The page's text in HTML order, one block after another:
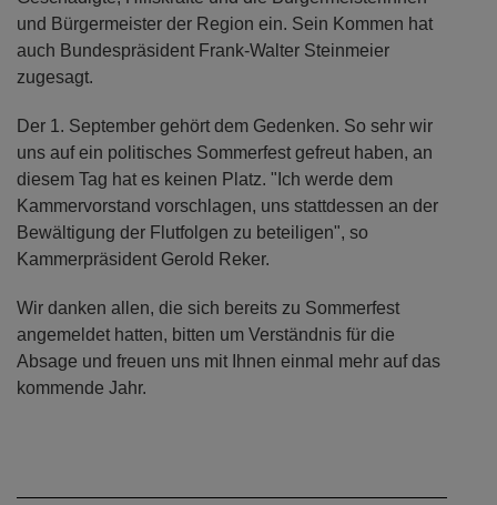
und Bürgermeister der Region ein. Sein Kommen hat
auch Bundespräsident Frank-Walter Steinmeier
zugesagt.
Der 1. September gehört dem Gedenken. So sehr wir
uns auf ein politisches Sommerfest gefreut haben, an
diesem Tag hat es keinen Platz. "Ich werde dem
Kammervorstand vorschlagen, uns stattdessen an der
Bewältigung der Flutfolgen zu beteiligen", so
Kammerpräsident Gerold Reker.
Wir danken allen, die sich bereits zu Sommerfest
angemeldet hatten, bitten um Verständnis für die
Absage und freuen uns mit Ihnen einmal mehr auf das
kommende Jahr.